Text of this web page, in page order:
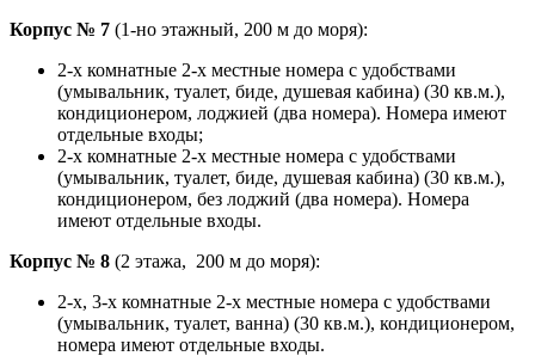
Корпус № 7 (1-но этажный, 200 м до моря):
2-х комнатные 2-х местные номера с удобствами
(умывальник, туалет, биде, душевая кабина) (30 кв.м.),
кондиционером, лоджией (два номера). Номера имеют
отдельные входы;
2-х комнатные 2-х местные номера с удобствами
(умывальник, туалет, биде, душевая кабина) (30 кв.м.),
кондиционером, без лоджий (два номера). Номера
имеют отдельные входы.
Корпус № 8 (2 этажа, 200 м до моря):
2-х, 3-х комнатные 2-х местные номера с удобствами
(умывальник, туалет, ванна) (30 кв.м.), кондиционером,
номера имеют отдельные входы.